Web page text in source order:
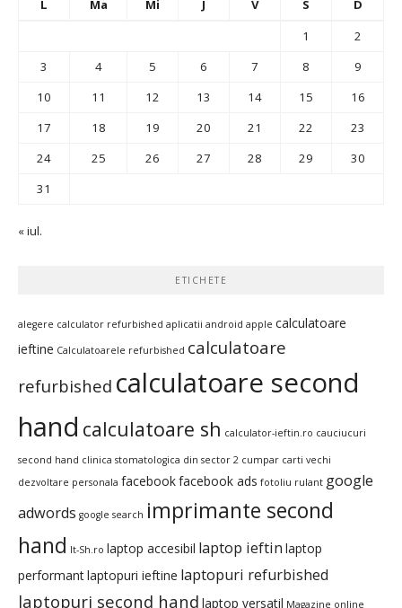
L
Ma Mi J V S
D
1
2
3
4 5 6 7 8
9
10
11 12 13 14 15
16
17
18 19 20 21 22
23
24
25 26 27 28 29
30
31
« iul.
ETICHETE
alegere calculator refurbished aplicatii android apple calculatoare
ieftine Calculatoarele refurbished calculatoare
refurbished calculatoare second
hand calculatoare sh calculator-ieftin.ro cauciucuri
second hand clinica stomatologica din sector 2 cumpar carti vechi
dezvoltare personala facebookfacebook ads fotoliu rulant google
adwords google search imprimante second
hand It-Sh.ro laptop accesibil laptop ieftin laptop
performantlaptopuri ieftine laptopuri refurbished
laptopuri second hand laptop versatil Magazine online